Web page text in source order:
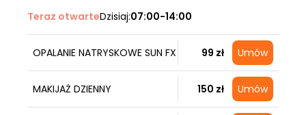
Teraz otwarteDzisiaj:07:00-14:00
OPALANIE NATRYSKOWE SUN FX 99 zł Umów
MAKIJAŻ DZIENNY 150 zł Umów